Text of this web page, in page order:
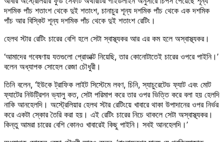
দশমিক পাঁচ শতাংশ থেকে দুই শতাংশ, চানাচুর শূন্য দশমিক পাঁচ থেকে এক দশমিক
পাঁচ আর বিস্কিট শূন্য দশমিক পাঁচ থেকে দুই শতাংশ রেটিং।
হেলথ স্টার রেটিং চারের বেশি হলে সেটা স্বাস্থ্যকর আর এর কম হলে অস্বাস্থ্যকর।
‘আমাদের গবেষণায় যতগুলো প্রোডাক্ট নিয়েছি, তার কোনোটাতেই চারের ওপরে পাইনি।’
বলেন অধ্যাপক সোহেল রেজা চৌধুরী।
তিনি বলেন, ‘ইউকে ট্রাফিক লাইট সিস্টেমে লবণ, চিনি, স্যাচুরেটেড ফ্যাট এবং মোট
ফ্যাটের নিউট্রিশন ভ্যালু কত, সেটা পরিমাপ করে তার ওপর ভিত্তি করে বলা হয় হেলদি
নাকি আনহেলদি। অস্ট্রেলিয়ার হেলথ স্টার রেটিংয়ে খাবারে থাকা উপাদানের ওপর নির্ভর
করে একটা স্কোর তৈরি করা হয়। এই রেটিং চারের নিচে থাকলে সেটা অস্বাস্থ্যকর।
কিন্তু আমরা চারের বেশি কোনও খাবারেই কিছু পাইনি। সবই আনহেলদি।’